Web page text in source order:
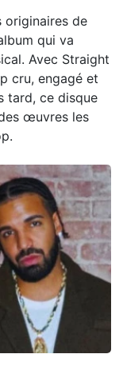
originaires de
qui va
Avec Straight
cru, engagé et
tard, ce disque
œuvres les